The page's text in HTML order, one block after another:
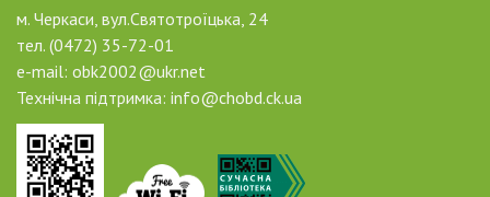
м. Черкаси, вул.Святотроїцька, 24
тел. (0472) 35-72-01
e-mail: obk2002@ukr.net
Технічна підтримка: info@chobd.ck.ua